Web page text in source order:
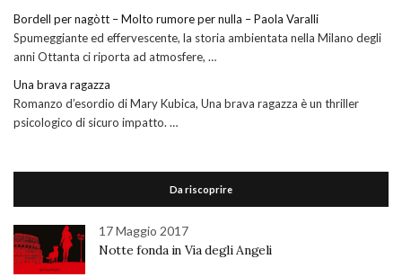
Bordell per nagòtt – Molto rumore per nulla – Paola Varalli
Spumeggiante ed effervescente, la storia ambientata nella Milano degli
anni Ottanta ci riporta ad atmosfere, …
Una brava ragazza
Romanzo d’esordio di Mary Kubica, Una brava ragazza è un thriller
psicologico di sicuro impatto. …
Da riscoprire
17 Maggio 2017
Notte fonda in Via degli Angeli